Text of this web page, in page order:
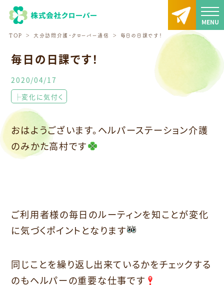
TOP 大分訪問介護・クローバー通信 毎日の日課です！
毎日の日課です！
2020/04/17
├変化に気付く
おはようございます。ヘルパーステーション介護
のみかた高村です
ご利用者様の毎日のルーティンを知ことが変化
に気づくポイントとなります
同じことを繰り返し出来ているかをチェックする
のもヘルパーの重要な仕事です